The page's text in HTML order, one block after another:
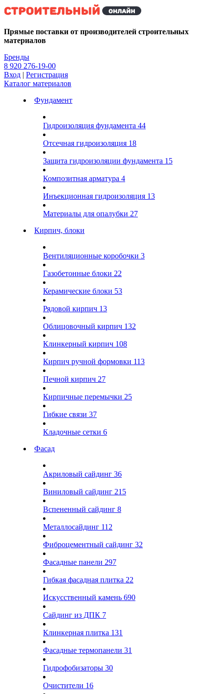
Kg
Прямые поставки от производителей строительных
материалов
Бренды
8 920 276-19-00
Вход | Регистрация
Каталог материалов
Фундамент
Гидроизоляция фундамента 44
Отсечная гидроизоляция 18
Защита гидроизоляции фундамента 15
Композитная арматура 4
Инъекционная гидроизоляция 13
Материалы для опалубки 27
Кирпич, блоки
Вентиляционные коробочки 3
Газобетонные блоки 22
Керамические блоки 53
Рядовой кирпич 13
Облицовочный кирпич 132
Клинкерный кирпич 108
Кирпич ручной формовки 113
Печной кирпич 27
Кирпичные перемычки 25
Гибкие связи 37
Кладочные сетки 6
Фасад
Акриловый сайдинг 36
Виниловый сайдинг 215
Вспененный сайдинг 8
Металлосайдинг 112
Фиброцементный сайдинг 32
Фасадные панели 297
Гибкая фасадная плитка 22
Искусственный камень 690
Сайдинг из ДПК 7
Клинкерная плитка 131
Фасадные термопанели 31
Гидрофобизаторы 30
Очистители 16